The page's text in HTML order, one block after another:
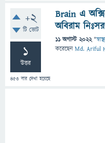
+2
টি ভোট
1
উত্তর
453 বার দেখা হয়েছে
Brain এ
অবিরাম
11 অগাস্ট 2022 "
করেছেনMd. Ariful